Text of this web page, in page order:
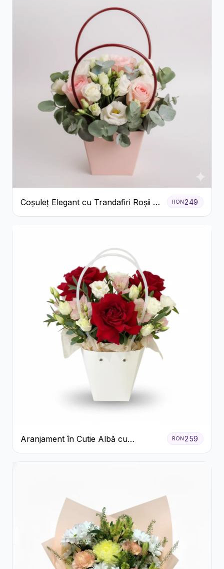
Coșuleț Elegant cu Trandafiri Roșii și
Lisianthus Alb
RON249
Aranjament în Cutie Albă cu
Trandafiri Roșii și Lisianthus
RON259